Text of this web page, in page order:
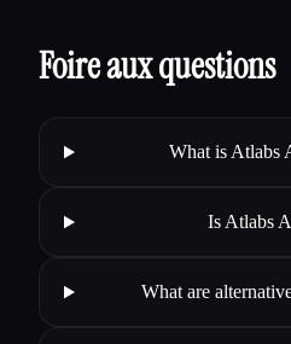
Foire aux questions
What is Atlabs
Is Atlabs
What are